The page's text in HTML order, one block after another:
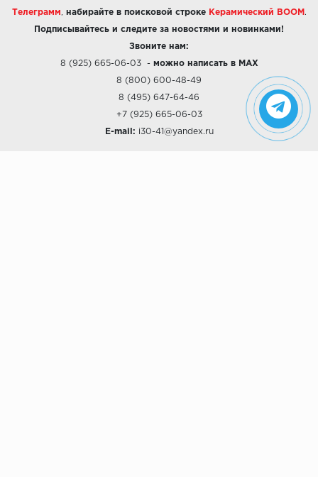
Телеграмм набирайте в поисковой строке Керамический BOOM .
Подписывайтесь и следите за новостями и новинками!
Звоните нам:
8 (925) 665-06-03- можно написать в MAX
8 (800) 600-48-49
8 (495) 647-64-46
+7 (925) 665-06-03
E-mail: i30-41@yandex.ru